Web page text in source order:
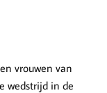
vrouwen van
wedstrijd in de